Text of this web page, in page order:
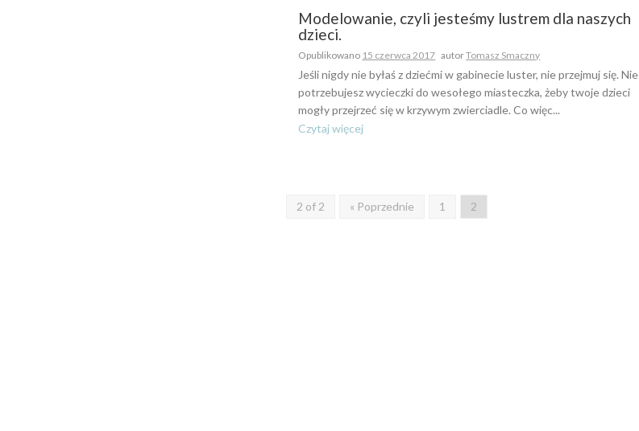
Modelowanie, czyli jesteśmy lustrem dla naszych
dzieci.
Opublikowano 15 czerwca 2017 autorTomasz Smaczny
Jeśli nigdy nie byłaś z dziećmi w gabinecie luster, nie przejmuj się. Nie
potrzebujesz wycieczki do wesołego miasteczka, żeby twoje dzieci
mogły przejrzeć się w krzywym zwierciadle. Co więc...
Czytaj więcej
2 of 2 « Poprzednie 1 2